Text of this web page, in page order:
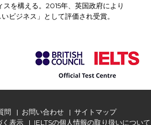
を構える。2015年、英国政府により
ビジネス」として評価され受賞。
問 お問い合わせ
サイトマップ
く表示
IELTSの個人情報の取り扱いについて